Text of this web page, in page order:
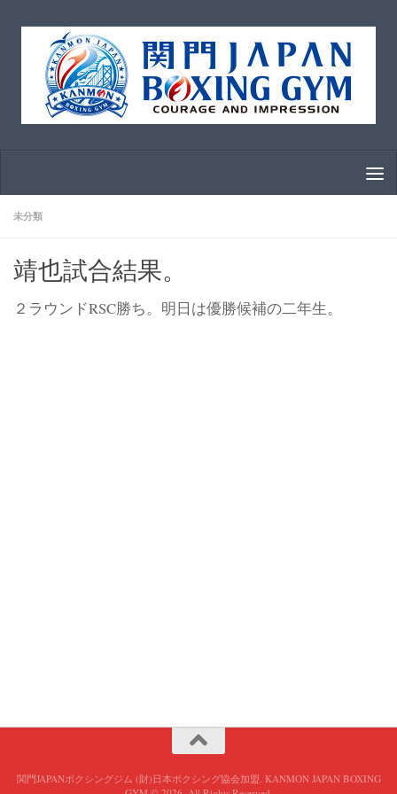
コンテンツへスキップ
未分類
靖也試合結果。
２ラウンドRSC勝ち。明日は優勝候補の二年生。
関門JAPANボクシングジム (財)日本ボクシング協会加盟. KANMON JAPAN BOXING